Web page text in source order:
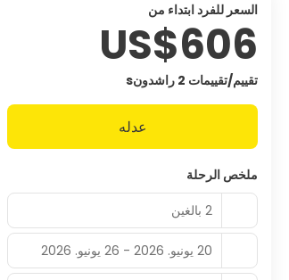
السعر للفرد ابتداء من
US$606
تقييم/تقييمات 2 راشدونs
عدله
ملخص الرحلة
2 بالغين
20 يونيو. 2026 - 26 يونيو. 2026